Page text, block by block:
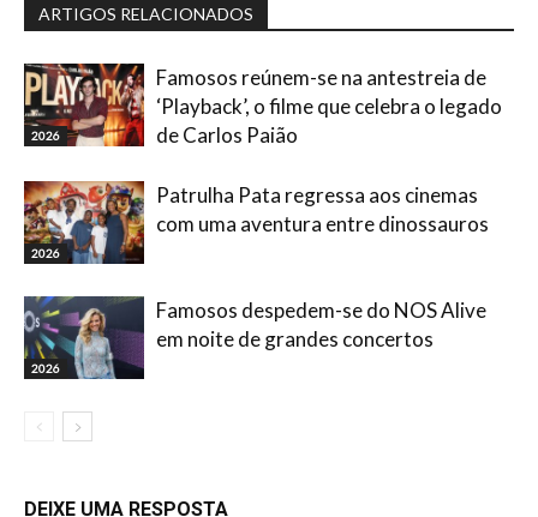
ARTIGOS RELACIONADOS
2026
Famosos reúnem-se na antestreia de
‘Playback’, o filme que celebra o legado
de Carlos Paião
2026
Patrulha Pata regressa aos cinemas
com uma aventura entre dinossauros
2026
Famosos despedem-se do NOS Alive
em noite de grandes concertos
DEIXE UMA RESPOSTA